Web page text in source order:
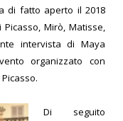
di fatto aperto il 2018
Mirò, Matisse,
intervista di Maya
organizzato con
Di seguito